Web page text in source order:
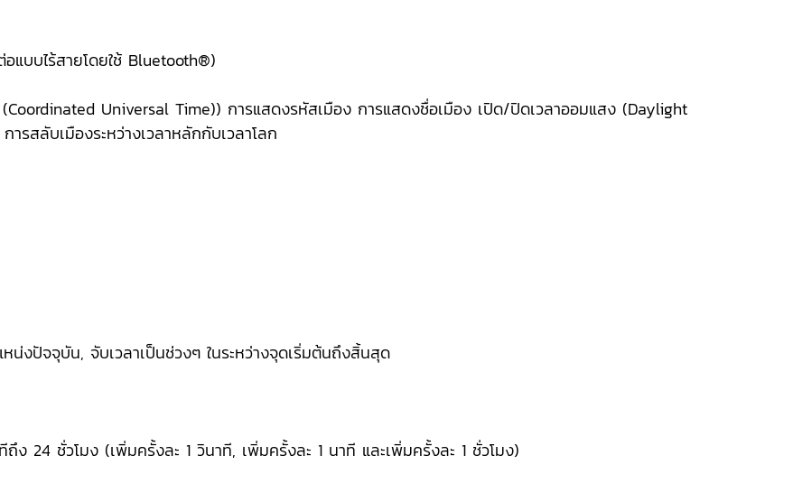
แบบไร้สายโดยใช้ Bluetooth®)
Universal Time)) การแสดงรหัสเมือง การแสดงชื่อเมือง เปิด/ปิดเวลาออมแสง (Daylight
รสลับเมืองระหว่างเวลาหลักกับเวลาโลก
น่งปัจจุบัน, จับเวลาเป็นช่วงๆ ในระหว่างจุดเริ่มต้นถึงสิ้นสุด
ถึง 24 ชั่วโมง (เพิ่มครั้งละ 1 วินาที, เพิ่มครั้งละ 1 นาที และเพิ่มครั้งละ 1 ชั่วโมง)